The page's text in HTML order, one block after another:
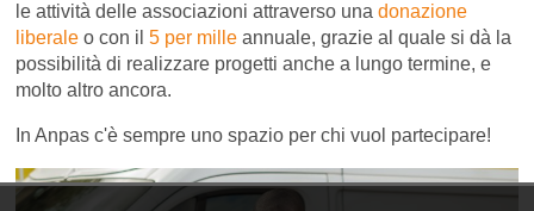
le attività delle associazioni attraverso unadonazione
liberale o con il5 per mille annuale, grazie al quale si dà la
possibilità di realizzare progetti anche a lungo termine, e
molto altro ancora.
In Anpas c'è sempre uno spazio per chi vuol partecipare!